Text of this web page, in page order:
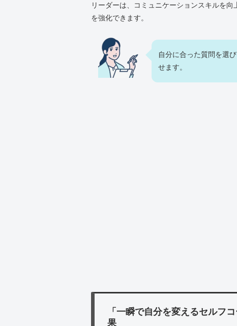
リーダーは、コミュニケーションスキルを
を強化できます。
自分に合った質問を選
せます。
「一瞬で自分を変えるセルフ
果